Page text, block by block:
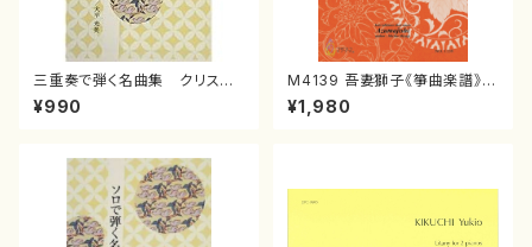
三重奏で弾く名曲集 クリスマ
スメドレー( 箏2/大平光美 編
曲/楽譜）
¥990
M4139 吾妻獅子《箏曲楽譜》
（箏/宮城道雄著・宮城宗家監修/
箏曲古典楽譜）
¥1,980